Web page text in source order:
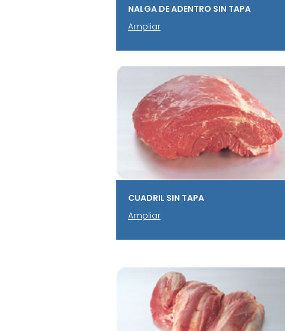
NALGA DE ADENTRO SIN TAPA
Ampliar
CUADRIL SIN TAPA
Ampliar